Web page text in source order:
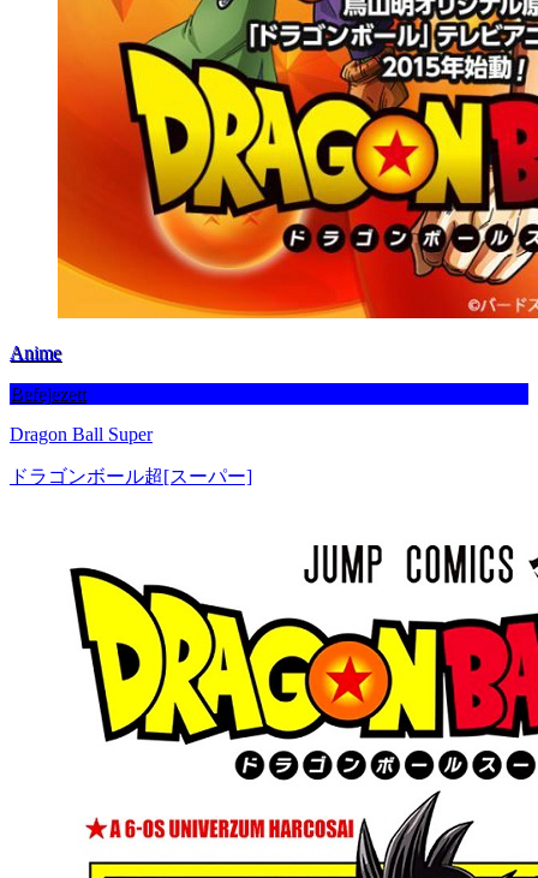
Anime
Befejezett
Dragon Ball Super
ドラゴンボール超[スーパー]